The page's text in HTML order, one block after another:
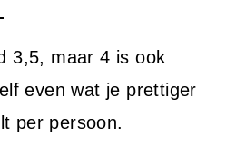
3,5, maar 4 is ook
even wat je prettiger
per persoon.